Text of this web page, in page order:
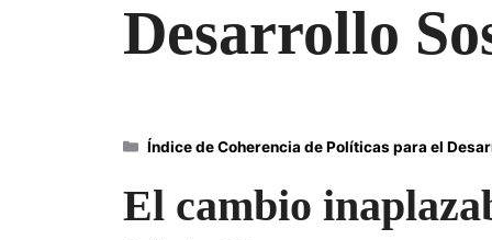
Desarrollo
El cambio
Categorías
Índice de Coherencia de Políticas para el